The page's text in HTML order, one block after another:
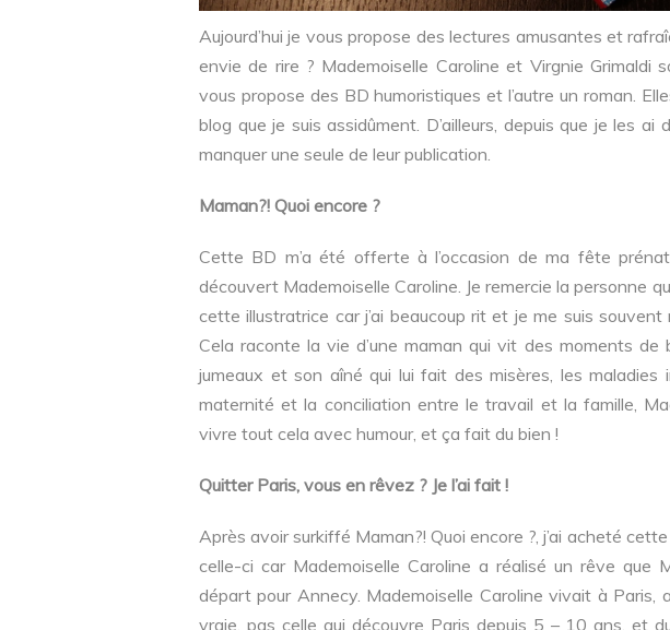
Aujourd’hui je vous propose des lectures amusantes et
envie de rire ? Mademoiselle Caroline et Virgnie Grimaldi
vous propose des BD humoristiques et l’autre un roman.
blog que je suis assidûment. D’ailleurs, depuis que je les ai
manquer une seule de leur publication.
Maman?! Quoi encore ?
Cette BD m’a été offerte à l’occasion de ma fête
découvert Mademoiselle Caroline. Je remercie la personne
cette illustratrice car j’ai beaucoup rit et je me suis
Cela raconte la vie d’une maman qui vit des moments de
jumeaux et son aîné qui lui fait des misères, les maladies
maternité et la conciliation entre le travail et la famille,
vivre tout cela avec humour, et ça fait du bien !
Quitter Paris, vous en rêvez ? Je l’ai fait !
Après avoir surkiffé Maman?! Quoi encore ?, j’ai acheté
celle-ci car Mademoiselle Caroline a réalisé un rêve que
départ pour Annecy. Mademoiselle Caroline vivait à Paris,
vraie, pas celle qui découvre Paris depuis 5 – 10 ans, et